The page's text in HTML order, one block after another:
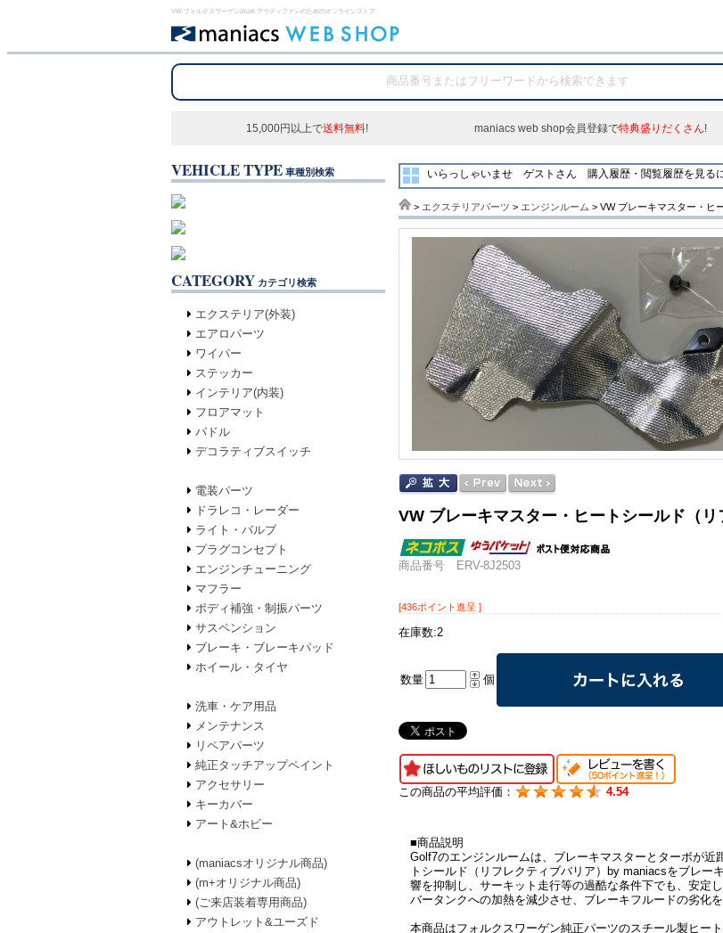
VW フォルクスワーゲン/Audi アウディファンのためのオンラインストア
15,000円以上で送料無料! maniacs web shop会員登録で特典盛りだくさん!
VEHICLE TYPE 車種別検索
CATEGORY カテゴリ検索
エクステリア(外装)
エアロパーツ
ワイパー
ステッカー
インテリア(内装)
フロアマット
パドル
デコラティブスイッチ
電装パーツ
ドラレコ・レーダー
ライト・バルブ
プラグコンセプト
エンジンチューニング
マフラー
ボディ補強・制振パーツ
サスペンション
ブレーキ・ブレーキパッド
ホイール・タイヤ
洗車・ケア用品
メンテナンス
リペアパーツ
純正タッチアップペイント
アクセサリー
キーカバー
アート&ホビー
(maniacsオリジナル商品)
(m+オリジナル商品)
(ご来店装着専用商品)
アウトレット&ユーズド
いらっしゃいませ ゲストさん 購入履歴・閲覧履歴を見る
> エクステリアパーツ > エンジンルーム > VW ブレーキマスター・ヒ
VW ブレーキマスター・ヒートシールド（
商品番号 ERV-8J2503
[436ポイント進呈 ]
在庫数:2
数量 個
この商品の平均評価： 4.54
■商品説明
Golf7のエンジンルームは、ブレーキマスターとターボが
トシールド（リフレクティブバリア）by maniacsをブレ
響を抑制し、サーキット走行等の過酷な条件下でも、安定
バータンクへの加熱を減少させ、ブレーキフルードの劣化を
本商品はフォルクスワーゲン純正パーツのスチール製ヒー